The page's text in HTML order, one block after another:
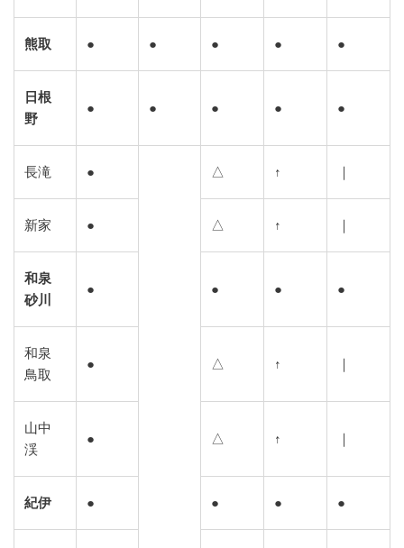
熊取 ● ● ● ● ●
日根
野
● ● ● ● ●
長滝 ● △ ↑
新家 ● △ ↑
和泉
砂川
● ● ● ●
和泉
鳥取
● △ ↑
山中
渓
● △ ↑
紀伊 ● ● ● ●